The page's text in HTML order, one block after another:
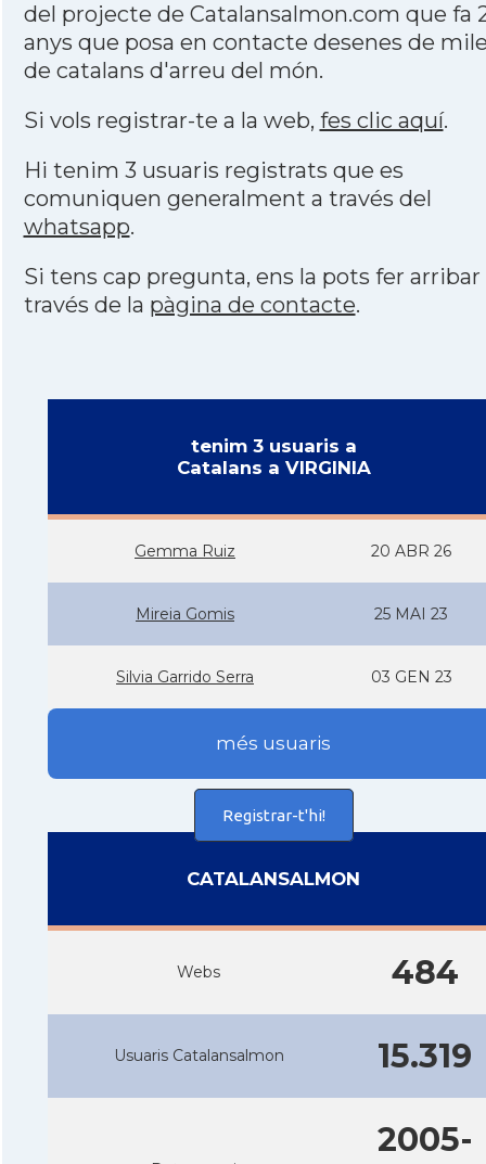
del projecte de Catalansalmon.com que fa
anys que posa en contacte desenes de
de catalans d'arreu del món.
Si vols registrar-te a la web, fes clic aquí.
Hi tenim 3 usuaris registrats que es
comuniquen generalment a través del
whatsapp.
Si tens cap pregunta, ens la pots fer arribar
través de la pàgina de contacte.
tenim 3 usuaris a
Catalans a VIRGINIA
Gemma Ruiz 20 ABR 26
Mireia Gomis 25 MAI 23
Silvia Garrido Serra 03 GEN 23
més usuaris
Registrar-t'hi!
CATALANSALMON
Webs 484
Usuaris Catalansalmon 15.319
2005-